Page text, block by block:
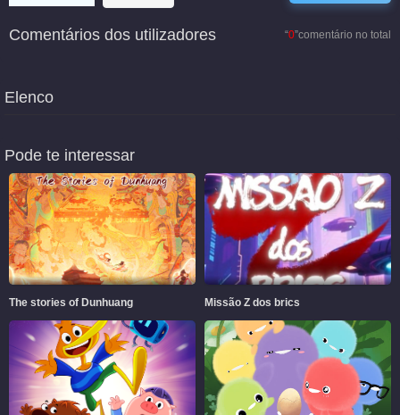
“0”comentário no total
Comentários dos utilizadores
Elenco
Pode te interessar
The stories of Dunhuang Missão Z dos brics